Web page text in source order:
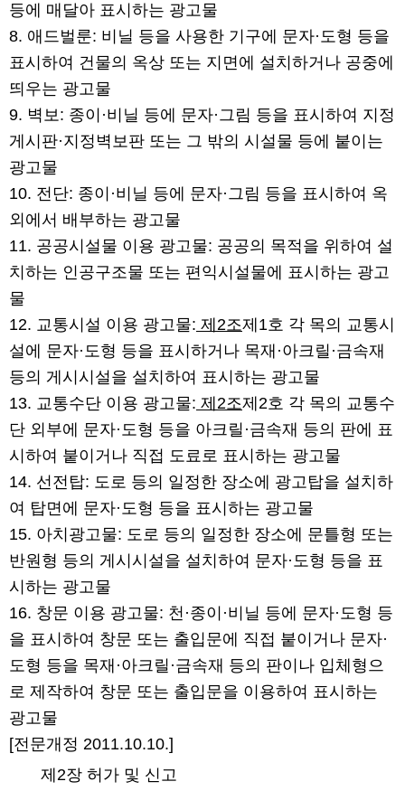
등에 매달아 표시하는 광고물
8. 애드벌룬: 비닐 등을 사용한 기구에 문자·도형 등을
표시하여 건물의 옥상 또는 지면에 설치하거나 공중에
띄우는 광고물
9. 벽보: 종이·비닐 등에 문자·그림 등을 표시하여 지정
게시판·지정벽보판 또는 그 밖의 시설물 등에 붙이는
광고물
10. 전단: 종이·비닐 등에 문자·그림 등을 표시하여 옥
외에서 배부하는 광고물
11. 공공시설물 이용 광고물: 공공의 목적을 위하여 설
치하는 인공구조물 또는 편익시설물에 표시하는 광고
물
12. 교통시설 이용 광고물: 제2조제1호 각 목의 교통시
설에 문자·도형 등을 표시하거나 목재·아크릴·금속재
등의 게시시설을 설치하여 표시하는 광고물
13. 교통수단 이용 광고물: 제2조제2호 각 목의 교통수
단 외부에 문자·도형 등을 아크릴·금속재 등의 판에 표
시하여 붙이거나 직접 도료로 표시하는 광고물
14. 선전탑: 도로 등의 일정한 장소에 광고탑을 설치하
여 탑면에 문자·도형 등을 표시하는 광고물
15. 아치광고물: 도로 등의 일정한 장소에 문틀형 또는
반원형 등의 게시시설을 설치하여 문자·도형 등을 표
시하는 광고물
16. 창문 이용 광고물: 천·종이·비닐 등에 문자·도형 등
을 표시하여 창문 또는 출입문에 직접 붙이거나 문자·
도형 등을 목재·아크릴·금속재 등의 판이나 입체형으
로 제작하여 창문 또는 출입문을 이용하여 표시하는
광고물
[전문개정 2011.10.10.]
제2장 허가 및 신고